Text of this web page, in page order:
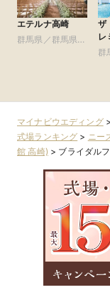
エテルナ高崎
群馬県／群馬県全
ザ
レ
群
マイナビウエディング
式場ランキング > ニー
館 高崎) > ブライダル